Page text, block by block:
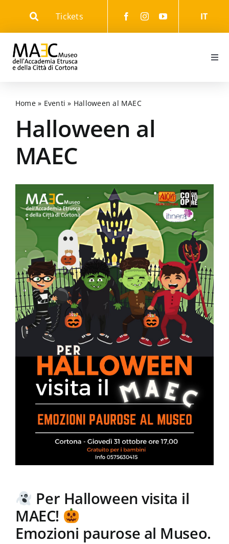
content
Tickets IT
Il Museo
Il Parco
Gli Itinerari culturali
La Biblioteca
Contatti
Home» Eventi » Halloween al MAEC
Halloween al
MAEC
Per Halloween visita il
MAEC!
Emozioni paurose al Museo.